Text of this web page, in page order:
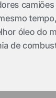
óleo do
de